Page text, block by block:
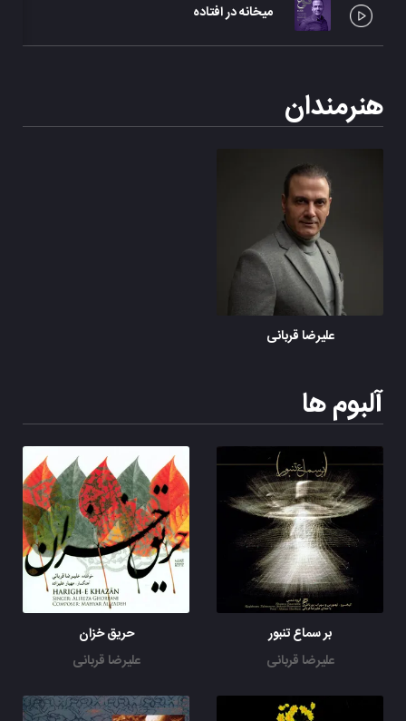
میخانه در افتاده
هنرمندان
علیرضا قربانی
آلبوم ها
بر سماع تنبور
علیرضا قربانی
حریق خزان
علیرضا قربانی